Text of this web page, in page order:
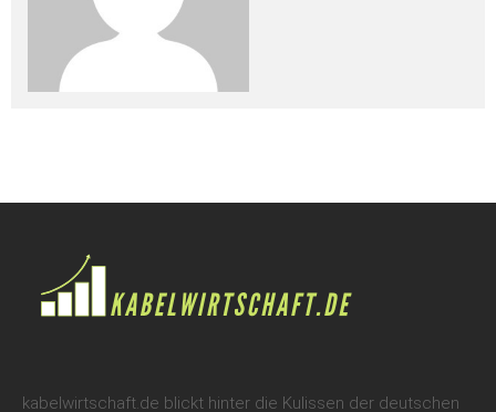
kabelwirtschaft.de blickt hinter die Kulissen der deutschen